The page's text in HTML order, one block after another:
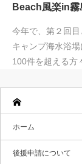
Beach風楽in霧
今年で、第２回
キャンプ海水浴
100件を超える方
ホーム
後援申請について